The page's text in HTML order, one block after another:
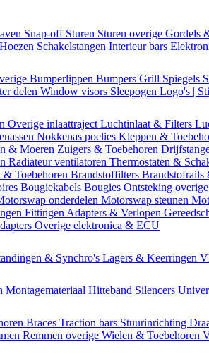
Snap-off Sturen Sturen overige Gordels
Schakelstangen Interieur bars
Bumperlippen Bumpers Grill Spiegels
delen Window visors Sleepogen Logo's |
Overige inlaattraject Luchtinlaat & Filters
Nokkenas poelies Kleppen &
& Moeren Zuigers & Toebehoren
Radiateur ventilatoren Thermostaten &
& Toebehoren Brandstoffilters Brandstofrails
Bougiekabels Bougies Ontsteking overige
onderdelen Motorswap steunen
Fittingen Adapters & Verlopen
Overige elektronica & ECU
& Synchro's Lagers & Keerringen
Montagemateriaal Hitteband Silencers
Braces Traction bars Stuurinrichting
Remmen overige Wielen & Toebehoren